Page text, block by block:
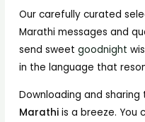
Our carefully curated
Marathi messages and
send sweetgoodnight
in the language that
Downloading and sharing
Marathi is a breeze. You